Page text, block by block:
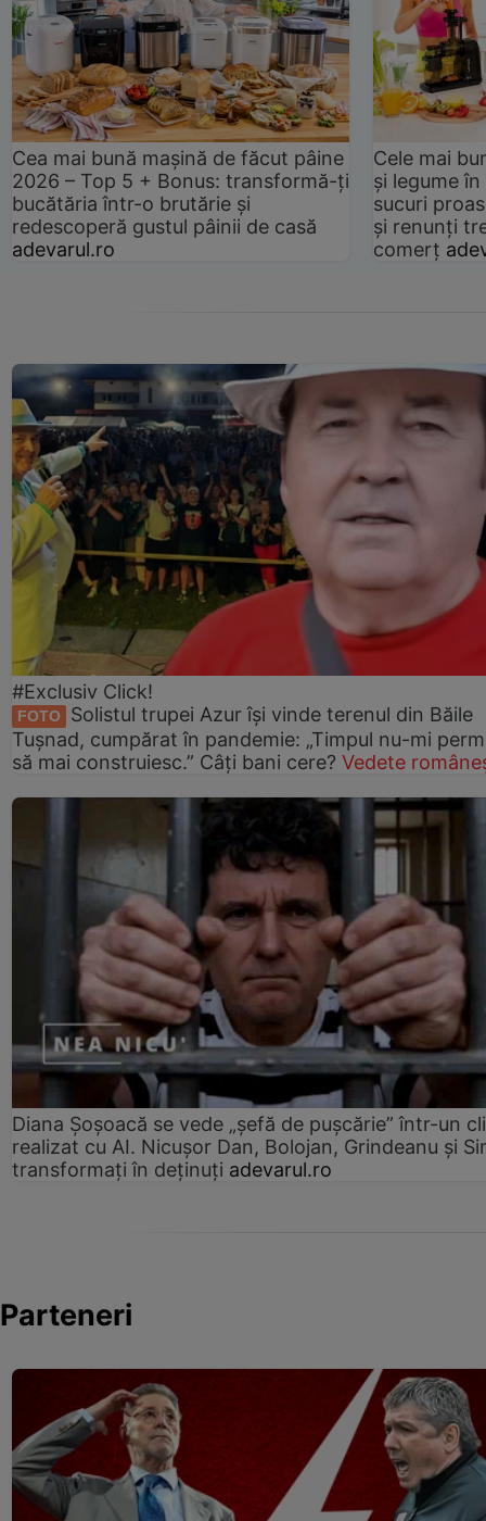
Cea mai bună mașină de făcut pâine
2026 – Top 5 + Bonus: transformă-ți
bucătăria într-o brutărie și
redescoperă gustul pâinii de casă
adevarul.ro
Cele mai
și legume
sucuri
și renunți
comerț
#Exclusiv Click!
FOTO
Solistul trupei Azur își vinde terenul din Băile
Tușnad, cumpărat în pandemie: „Timpul nu-mi
să mai construiesc.” Câți bani cere? Vedete
Diana Șoșoacă se vede „șefă de pușcărie” într-un
realizat cu AI. Nicușor Dan, Bolojan, Grindeanu și
transformați în deținuți adevarul.ro
Parteneri